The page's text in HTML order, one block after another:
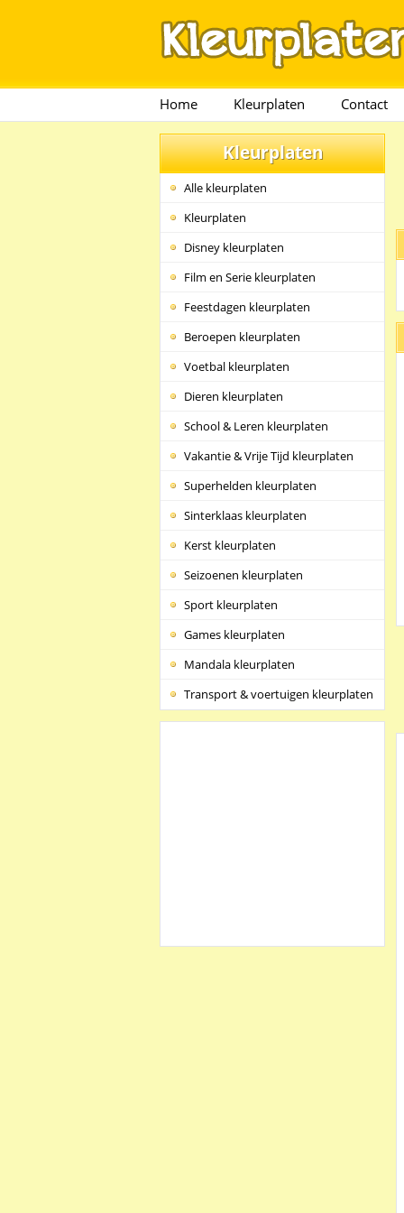
Home Kleurplaten Contact
Kleurplaten
Alle kleurplaten
Kleurplaten
Disney kleurplaten
Film en Serie kleurplaten
Feestdagen kleurplaten
Beroepen kleurplaten
Voetbal kleurplaten
Dieren kleurplaten
School & Leren kleurplaten
Vakantie & Vrije Tijd kleurplaten
Superhelden kleurplaten
Sinterklaas kleurplaten
Kerst kleurplaten
Seizoenen kleurplaten
Sport kleurplaten
Games kleurplaten
Mandala kleurplaten
Transport & voertuigen kleurplaten